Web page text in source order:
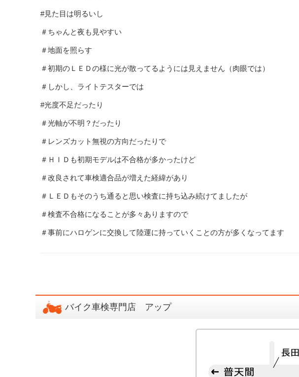
#見た目は明るいし
＃ちゃんと夜も見やすい
＃地面を照らす
＃初期のＬＥＤの様に光が散ってるようには見えません（肉眼では）
＃しかし、ライトテスターでは
#光度不足だったり
＃光軸が不明？だったり
＃レンズカット無視の方向だったりで
＃ＨＩＤも初期モデルは不合格が多かったけど
＃改良されて車検適合品が増えた経緯があり
＃ＬＥＤもそのうち通ると思い検査に持ち込み続けてましたが
＃検査不合格になることが多々ありますので
＃事前にハロゲンに交換して陸運に持っていくことの方が多くなってます
バイク車検専門店 アップ